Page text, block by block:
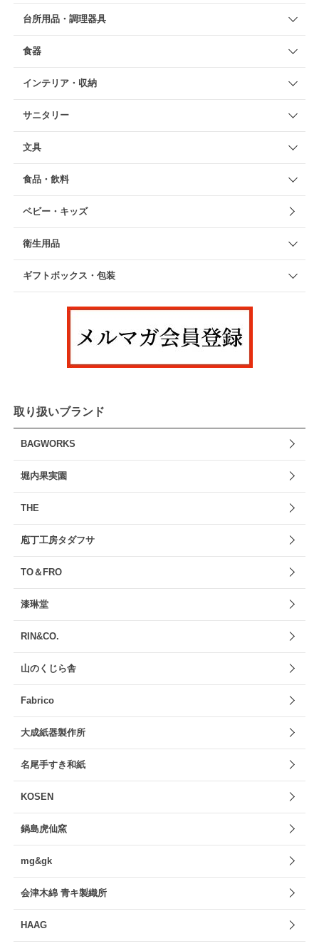
台所用品・調理器具
食器
インテリア・収納
サニタリー
文具
食品・飲料
ベビー・キッズ
衛生用品
ギフトボックス・包装
取り扱いブランド
BAGWORKS
堀内果実園
THE
庖丁工房タダフサ
TO＆FRO
漆琳堂
RIN&CO.
山のくじら舎
Fabrico
大成紙器製作所
名尾手すき和紙
KOSEN
鍋島虎仙窯
mg&gk
会津木綿 青キ製織所
HAAG